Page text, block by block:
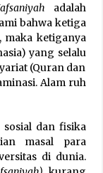
adalah
bahwa ketiga
maka ketiganya
yang selalu
(Quran dan
Alam ruh
sosial dan fisika
masal para
di dunia.